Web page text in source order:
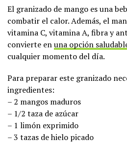
El granizado de mango es una
combatir el calor. Además, el
vitamina C, vitamina A, fibra y
convierte enuna opción
cualquier momento del día.
Para preparar este granizado
ingredientes:
– 2 mangos maduros
– 1/2 taza de azúcar
– 1 limón exprimido
– 3 tazas de hielo picado